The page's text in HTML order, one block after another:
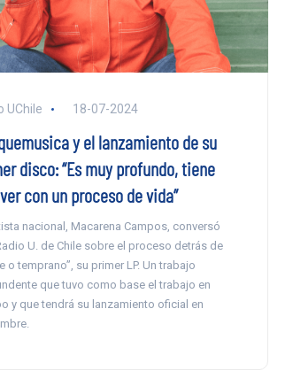
UChile 18-07-2024
y el lanzamiento de su
disco: “Es muy profundo, tiene
con un proceso de vida”
nacional, Macarena Campos, conversó
U. de Chile sobre el proceso detrás de
o temprano”, su primer LP. Un trabajo
que tuvo como base el trabajo en
y que tendrá su lanzamiento oficial en